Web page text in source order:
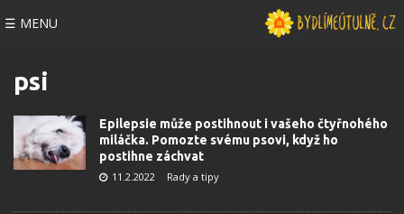
☰ MENU
psi
Epilepsie může postihnout i vašeho čtyřnohého
miláčka. Pomozte svému psovi, když ho
postihne záchvat
11.2.2022 Rady a tipy